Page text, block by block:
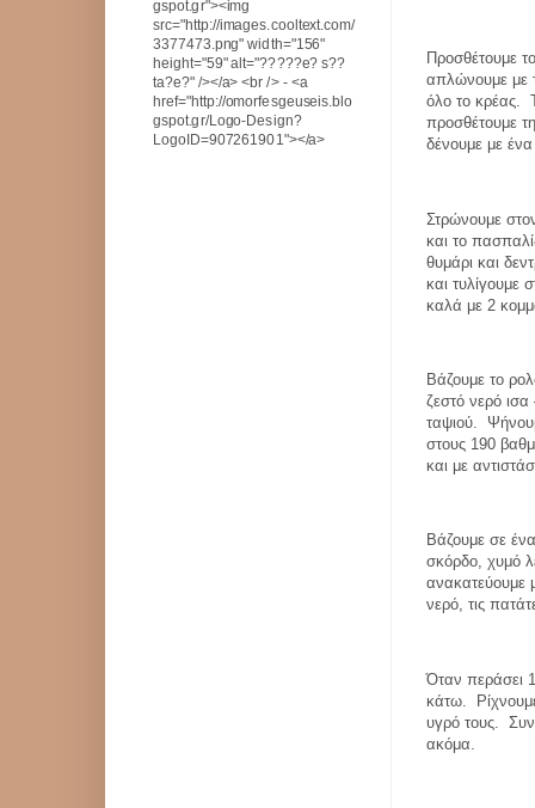
Προσθέτουμε
απλώνουμε με
όλο το κρέας.
προσθέτουμε
δένουμε με
Στρώνουμε
και το
θυμάρι και
και τυλίγουμε
καλά με 2
Βάζουμε το
ζεστό νερό
ταψιού.
στους 190
και με
Βάζουμε σε
σκόρδο, χυμό
ανακατεύουμε
νερό, τις
Όταν περάσει
κάτω.
υγρό τους.
ακόμα.
gspot.gr"><img
src="http://images.cooltext.com/
3377473.png" width="156"
height="59" alt="?????e? s??
ta?e?" /></a> <br /> - <a
href="http://omorfesgeuseis.blo
gspot.gr/Logo-Design?
LogoID=907261901"></a>